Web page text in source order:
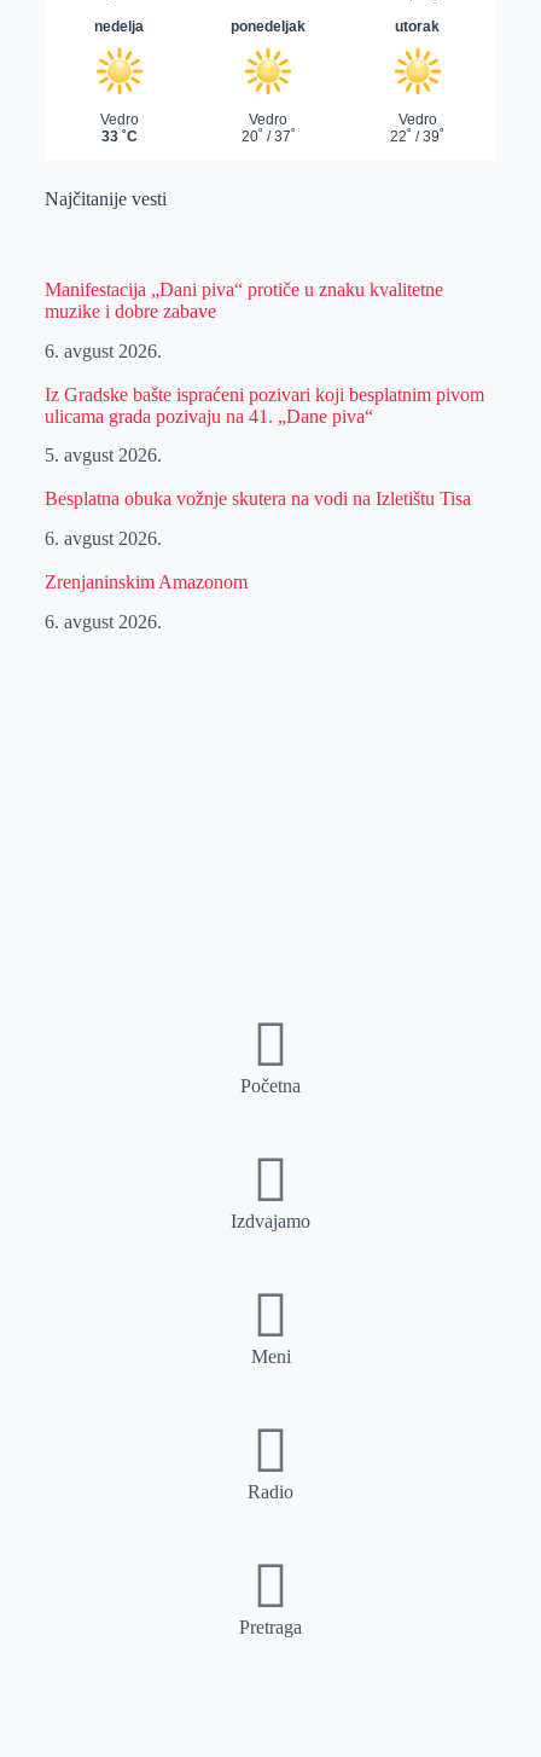
Najčitanije vesti
Manifestacija „Dani piva“ protiče u znaku kvalitetne
muzike i dobre zabave
6. avgust 2026.
Iz Gradske bašte ispraćeni pozivari koji besplatnim pivom
ulicama grada pozivaju na 41. „Dane piva“
5. avgust 2026.
Besplatna obuka vožnje skutera na vodi na Izletištu Tisa
6. avgust 2026.
Zrenjaninskim Amazonom
6. avgust 2026.
Početna
Izdvajamo
Meni
Radio
Pretraga